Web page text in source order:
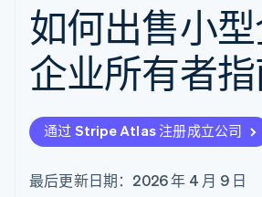
在线支付
Payment links
无代码支付
Checkout
预构建支付界
Elements
灵活的 UI 组件
Access to
经常性收入
Metronome
按用量计费
Subscriptions
订阅管理
一次性或定期
账单
销售税和增值
按应用场景
加密货币
电子商务
财务自动化
全球化企业
库与 SDK
Stripe Apps
接受线上付款
构建平台或交易市场
管理订阅
指南
支持
获取支持
托管支持方案
如何出售小型
企业所有者
通过 Stripe Atlas 注册成立公司
最后更新日期：2026 年 4 月 9 日